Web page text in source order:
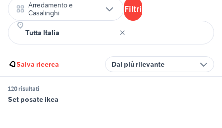
Arredamento e
Casalinghi
Filtri
Salva ricerca Dal più rilevante
120 risultati
Set posate ikea